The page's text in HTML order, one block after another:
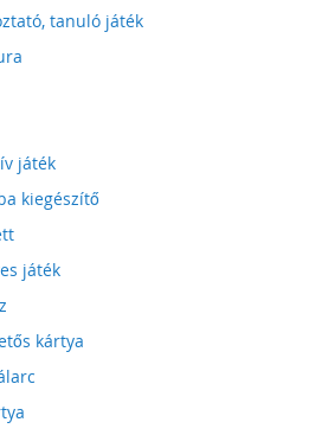
tanuló játék
játék
kiegészítő
játék
kártya